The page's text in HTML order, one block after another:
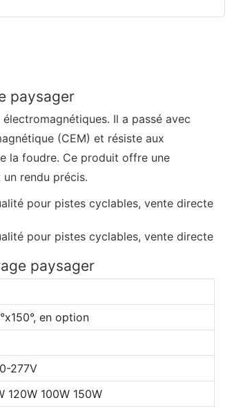
paysager
Il a passé avec
(CEM) et résiste aux
la foudre. Ce produit offre une
rendu précis.
paysager
en option
277V
120W 100W 150W